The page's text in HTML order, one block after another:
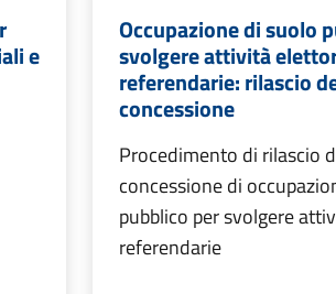
e
Occupazione di suolo
svolgere attività
referendarie: rilascio
concessione
Procedimento di rilascio
concessione di
pubblico per svolgere
referendarie